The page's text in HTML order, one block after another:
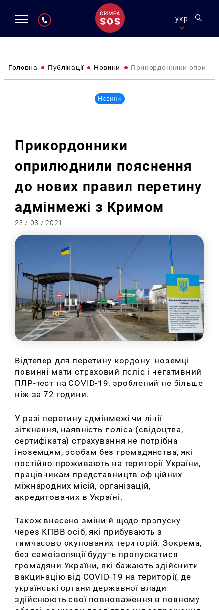
укр
Головна Публікації Новини Прикордонники
Новини
Прикордонники
оприлюднили пояснення
до нових правил перетину
адмінмежі з Кримом
23 / 03 / 2021
Відтепер для перетину кордону іноземці
повинні мати страховий поліс і негативний
ПЛР-тест на COVID-19, зроблений не більше
ніж за 72 години.
У разі перетину адмінмежі чи лінії
зіткнення, наявність поліса (свідоцтва,
сертифіката) страхування не потрібна
іноземцям, особам без громадянства, які
постійно проживають на території України,
працівникам представництв офіційних
міжнародних місій, організацій,
акредитованих в Україні.
Також внесено зміни й щодо пропуску
через КПВВ осіб, які прибувають з
тимчасово окупованих територій. Зокрема,
без самоізоляції будуть пропускатися
громадяни України, які бажають здійснити
вакцинацію від COVID-19 на території, де
українські органи державної влади
здійснюють свої повноваження в повному